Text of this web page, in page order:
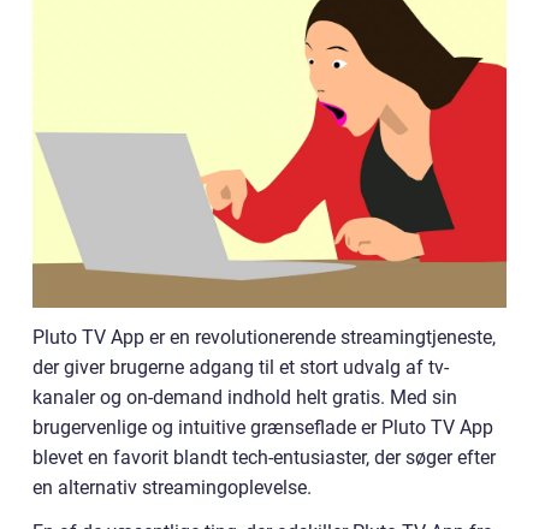
Pluto TV App er en revolutionerende streamingtjeneste,
der giver brugerne adgang til et stort udvalg af tv-
kanaler og on-demand indhold helt gratis. Med sin
brugervenlige og intuitive grænseflade er Pluto TV App
blevet en favorit blandt tech-entusiaster, der søger efter
en alternativ streamingoplevelse.